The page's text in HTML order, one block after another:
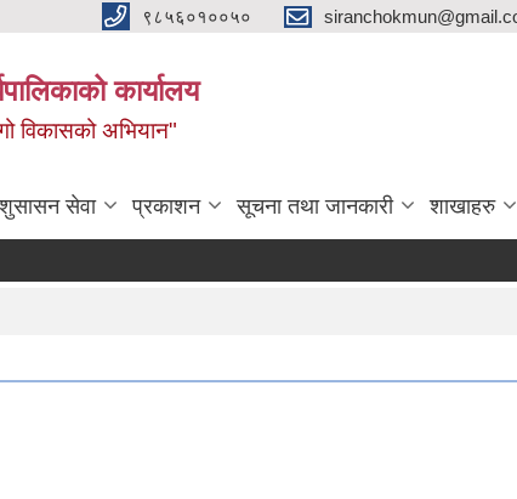
९८५६०१००५०
कार्यालय
विकासको अभियान"
सेवा प्रकाशन सूचना तथा जानकारी शाखाहरु